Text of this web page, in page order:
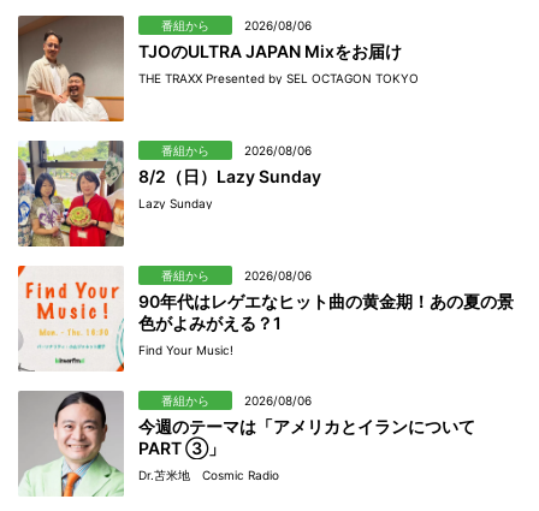
番組から 2026/08/06
TJOのULTRA JAPAN Mixをお届け
THE TRAXX Presented by SEL OCTAGON TOKYO
番組から 2026/08/06
8/2（日）Lazy Sunday
Lazy Sunday
番組から 2026/08/06
90年代はレゲエなヒット曲の黄金期！あの夏の景
色がよみがえる？1
Find Your Music!
番組から 2026/08/06
今週のテーマは「アメリカとイランについて
PART ③」
Dr.苫米地 Cosmic Radio